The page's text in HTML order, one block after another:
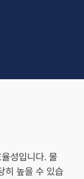
성입니다. 물
히 높을 수 있습